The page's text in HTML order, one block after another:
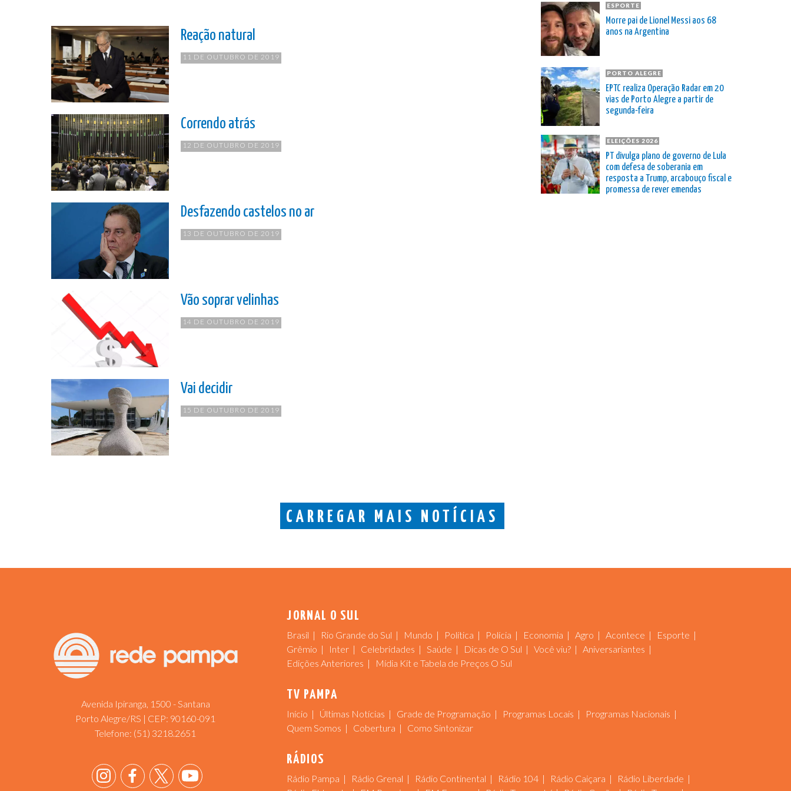
Reação natural
11 DE OUTUBRO DE 2019
Correndo atrás
12 DE OUTUBRO DE 2019
Desfazendo castelos no ar
13 DE OUTUBRO DE 2019
Vão soprar velinhas
14 DE OUTUBRO DE 2019
Vai decidir
15 DE OUTUBRO DE 2019
CARREGAR MAIS NOTÍCIAS
ESPORTE
Morre pai de Lionel Messi aos 68
anos na Argentina
PORTO ALEGRE
EPTC realiza Operação Radar em 20
vias de Porto Alegre a partir de
segunda-feira
ELEIÇÕES 2026
PT divulga plano de governo de Lula
com defesa de soberania em
resposta a Trump, arcabouço fiscal e
promessa de rever emendas
Avenida Ipiranga, 1500 - Santana
Porto Alegre/RS | CEP: 90160-091
Telefone: (51) 3218.2651
JORNAL O SUL
Brasil Rio Grande do Sul Mundo Política Polícia Economia Agro Acontece
Esporte
Grêmio
Inter Celebridades Saúde Dicas de O Sul Você viu?
Aniversariantes
Edições Anteriores
Mídia Kit e Tabela de Preços O Sul
TV PAMPA
Início Últimas Notícias Grade de Programação Programas Locais
Programas Nacionais
Quem Somos
Cobertura Como Sintonizar
RÁDIOS
Rádio Pampa Rádio Grenal Rádio Continental Rádio 104 Rádio Caiçara
Rádio Liberdade